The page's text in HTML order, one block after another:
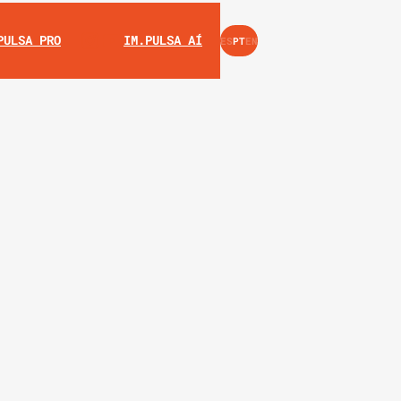
PRO INSTAGRAM
YOUTUBE
IM.PULSA AÍ ESPTEN